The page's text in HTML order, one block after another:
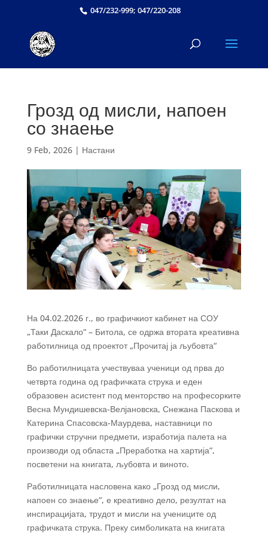
047/232-999; 047/220-208
Грозд од мисли, напоен
со знаење
9 Feb, 2026| Настани
На 04.02.2026 г., во графичкиот кабинет на СОУ
„Таки Даскало“ – Битола, се одржа втората креативна
работилница од проектот „Прочитај ја љубовта“
Во работилницата учествуваа ученици од прва до
четврта година од графичката струка и еден
образовен асистент под менторство на професорките
Весна Мундишевска-Велјановска, Снежана Паскова и
Катерина Спасовска-Маурдева, наставници по
графички стручни предмети, изработија палета на
производи од областа „Преработка на хартија“,
посветени на книгата, љубовта и виното.
Работилницата насловена како „Грозд од мисли,
напоен со знаење“, е креативно дело, резултат на
инспирацијата, трудот и мисли на учениците од
графичката струка. Преку симболиката на книгата